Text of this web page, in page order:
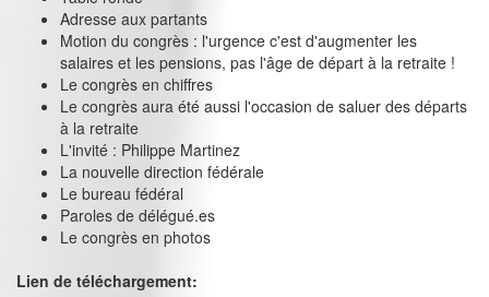
Adresse aux partants
Motion du congrès : l'urgence c'est d'augmenter les
salaires et les pensions, pas l'âge de départ à la retraite !
Le congrès en chiffres
Le congrès aura été aussi l'occasion de saluer des départs
à la retraite
L'invité : Philippe Martinez
La nouvelle direction fédérale
Le bureau fédéral
Paroles de délégué.es
Le congrès en photos
Lien de téléchargement: